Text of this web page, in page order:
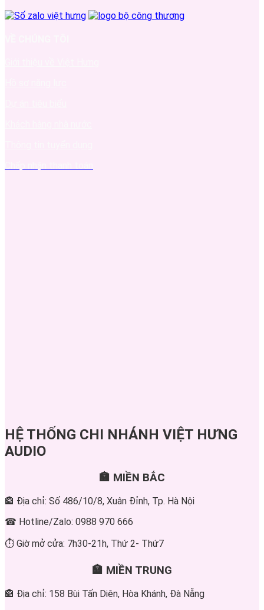
HỆ THỐNG CHI NHÁNH VIỆT HƯNG
AUDIO
🏣 MIỀN BẮC
🏤 Địa chỉ: Số 486/10/8, Xuân Đỉnh, Tp. Hà Nội
☎ Hotline/Zalo: 0988 970 666
⏱ Giờ mở cửa: 7h30-21h, Thứ 2- Thứ7
🏣 MIỀN TRUNG
🏤 Địa chỉ: 158 Bùi Tấn Diên, Hòa Khánh, Đà Nẵng